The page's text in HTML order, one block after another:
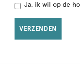
Ja, ik wil op de
VERZENDEN